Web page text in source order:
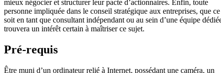
mieux négocier et structurer leur pacte d’actionnaires. Enfin, toute
personne impliquée dans le conseil stratégique aux entreprises, que ce
soit en tant que consultant indépendant ou au sein d’une équipe
trouvera un intérêt certain à maîtriser ce sujet.
Pré-requis
Être muni d’un ordinateur relié à Internet, possédant une caméra, un